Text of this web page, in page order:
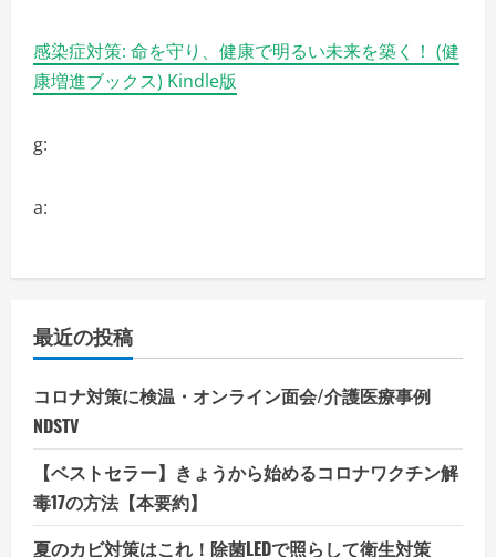
だ
さ
い
感染症対策: 命を守り、健康で明るい未来を築く！ (健
康増進ブックス) Kindle版
g:
a:
最近の投稿
コロナ対策に検温・オンライン面会/介護医療事例
NDSTV
【ベストセラー】きょうから始めるコロナワクチン解
毒17の方法【本要約】
夏のカビ対策はこれ！除菌LEDで照らして衛生対策